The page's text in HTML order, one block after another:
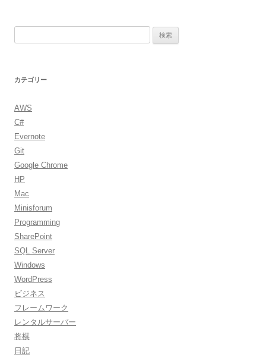
カテゴリー
AWS
C#
Evernote
Git
Google Chrome
HP
Mac
Minisforum
Programming
SharePoint
SQL Server
Windows
WordPress
ビジネス
フレームワーク
レンタルサーバー
将棋
日記